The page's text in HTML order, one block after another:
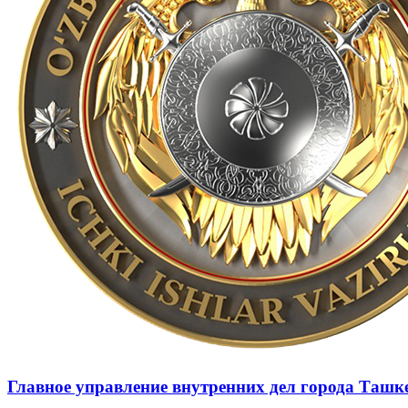
Главное управление внутренних дел города